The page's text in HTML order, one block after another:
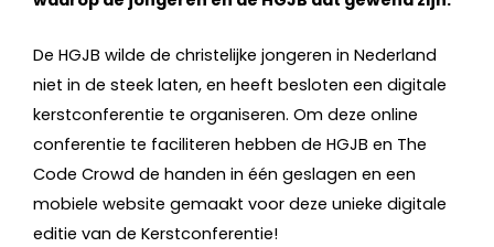
De HGJB wilde de christelijke jongeren in Nederland
niet in de steek laten, en heeft besloten een digitale
kerstconferentie te organiseren. Om deze online
conferentie te faciliteren hebben de HGJB en The
Code Crowd de handen in één geslagen en een
mobiele website gemaakt voor deze unieke digitale
editie van de Kerstconferentie!